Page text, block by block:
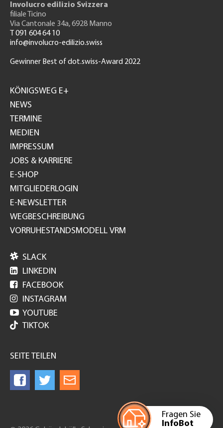
Fragen Sie
InfoBot
Involucro edilizio Svizzera
filiale Ticino
Via Cantonale 34a, 6928 Manno
T 091 604 64 10
info@involucro-edilizio.swiss
Gewinner Best of dot.swiss-Award 2022
GH
KÖNIGSWEG E+
NEWS
TERMINE
MEDIEN
IMPRESSUM
JOBS & KARRIERE
E-SHOP
MITGLIEDERLOGIN
E-NEWSLETTER
WEGBESCHREIBUNG
VORRUHESTANDSMODELL VRM
 SLACK
 LINKEDIN
 FACEBOOK
 INSTAGRAM
 YOUTUBE
TIKTOK
SEITE TEILEN